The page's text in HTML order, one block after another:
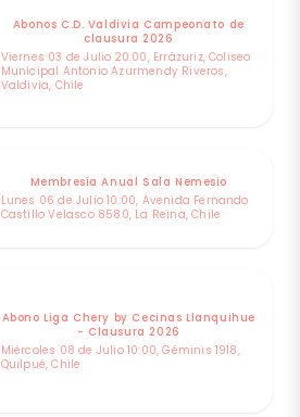
Abonos C.D. Valdivia Campeonato de
clausura 2026
Viernes 03 de Julio 20:00, Errázuriz, Coliseo
Municipal Antonio Azurmendy Riveros,
Valdivia, Chile
Membresía Anual Sala Nemesio
Lunes 06 de Julio 10:00, Avenida Fernando
Castillo Velasco 8580, La Reina, Chile
Abono Liga Chery by Cecinas Llanquihue
- Clausura 2026
Miércoles 08 de Julio 10:00, Géminis 1918,
Quilpué, Chile